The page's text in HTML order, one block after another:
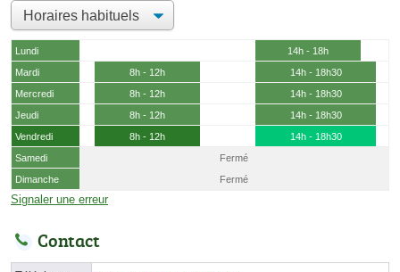
Lundi
14h - 18h
Mardi
8h - 12h
14h - 18h30
Mercredi
8h - 12h
14h - 18h30
Jeudi
8h - 12h
14h - 18h30
Vendredi
8h - 12h
14h - 18h30
Samedi
Fermé
Dimanche
Fermé
Signaler une erreur
Contact